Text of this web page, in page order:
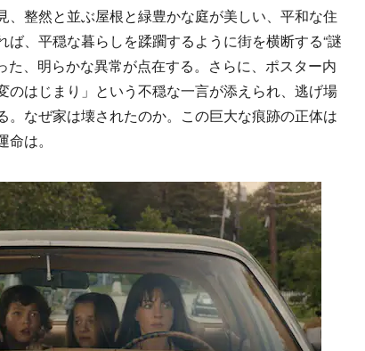
整然と並ぶ屋根と緑豊かな庭が美しい、平和な住
、平穏な暮らしを蹂躙するように街を横断する“謎
た、明らかな異常が点在する。さらに、ポスター内
はじまり」という不穏な一言が添えられ、逃げ場
なぜ家は壊されたのか。この巨大な痕跡の正体は
は。